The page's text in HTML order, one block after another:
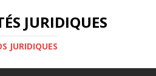
JURIDIQUES
JURIDIQUES